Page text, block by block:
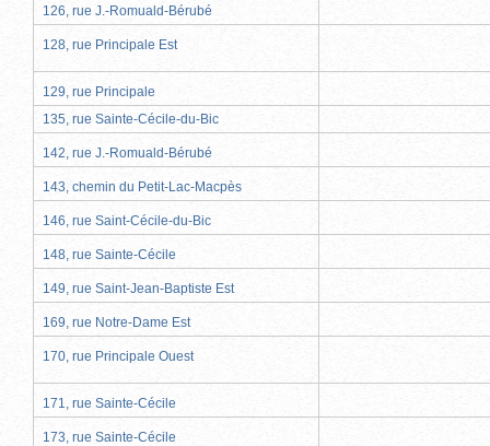
126, rue J.-Romuald-Bérubé
128, rue Principale Est
129, rue Principale
135, rue Sainte-Cécile-du-Bic
142, rue J.-Romuald-Bérubé
143, chemin du Petit-Lac-Macpès
146, rue Saint-Cécile-du-Bic
148, rue Sainte-Cécile
149, rue Saint-Jean-Baptiste Est
169, rue Notre-Dame Est
170, rue Principale Ouest
171, rue Sainte-Cécile
173, rue Sainte-Cécile